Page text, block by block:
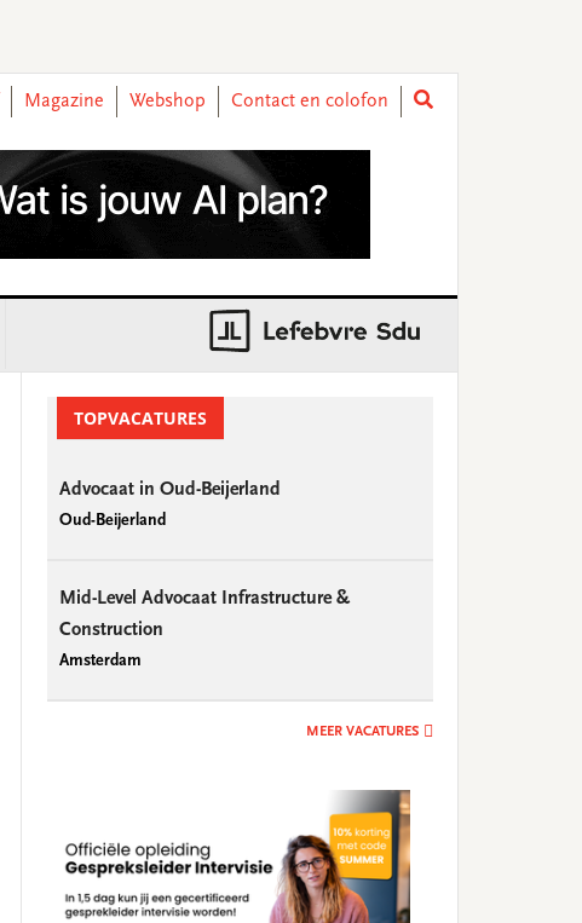
Magazine Webshop Contact en colofon
SidebarTOPVACATURES
Advocaat in Oud-Beijerland
Oud-Beijerland
Mid-Level Advocaat Infrastructure &
Construction
Amsterdam
MEER VACATURES